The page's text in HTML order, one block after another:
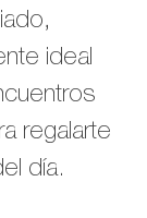
ideal
regalarte
día.